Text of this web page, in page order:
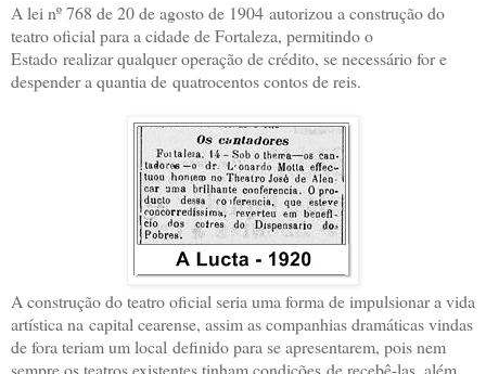
A lei nº 768 de 20 de agosto de 1904 autorizou a construção do
teatro oficial para a cidade de Fortaleza, permitindo o
Estado realizar qualquer operação de crédito, se necessário for e
despender a quantia de quatrocentos contos de reis.
A construção do teatro oficial seria uma forma de impulsionar a vida
artística na capital cearense, assim as companhias dramáticas vindas
de fora teriam um local definido para se apresentarem, pois nem